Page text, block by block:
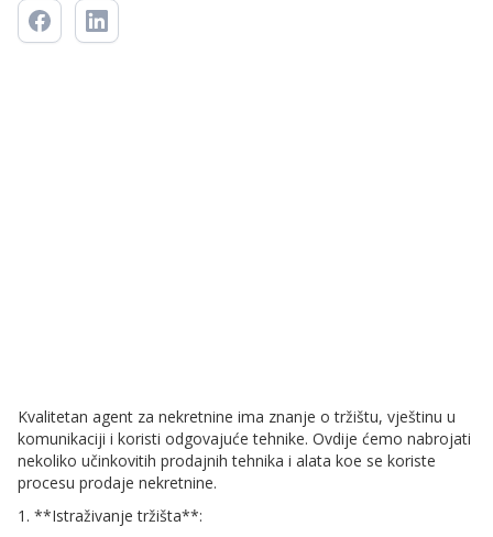
Kvalitetan agent za nekretnine ima znanje o tržištu, vještinu u
komunikaciji i koristi odgovajuće tehnike. Ovdije ćemo nabrojati
nekoliko učinkovitih prodajnih tehnika i alata koe se koriste
procesu prodaje nekretnine.
1. **Istraživanje tržišta**: